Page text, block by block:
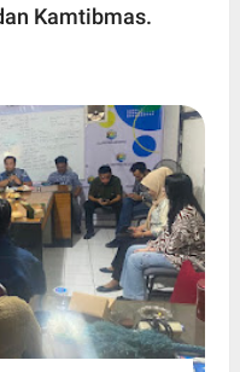
Kamtibmas.